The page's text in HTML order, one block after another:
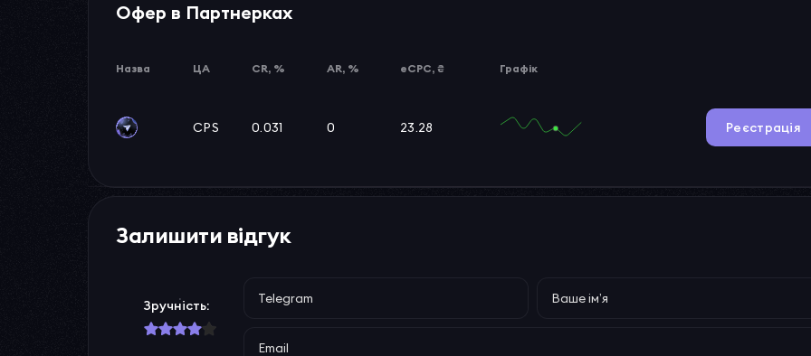
Офер в Партнерках
Назва ЦА CR, % AR, % eCPC, ₴ Графік
CPS 0.031 0 23.28 Реєстрація
Залишити відгук
Зручність: